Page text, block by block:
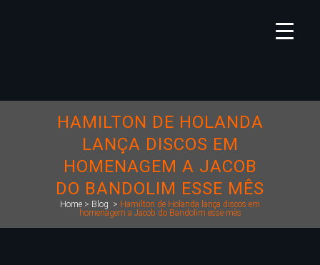
HAMILTON DE HOLANDA
LANÇA DISCOS EM
HOMENAGEM A JACOB
DO BANDOLIM ESSE MÊS
Home > Blog > Hamilton de Holanda lança discos em
homenagem a Jacob do Bandolim esse mês